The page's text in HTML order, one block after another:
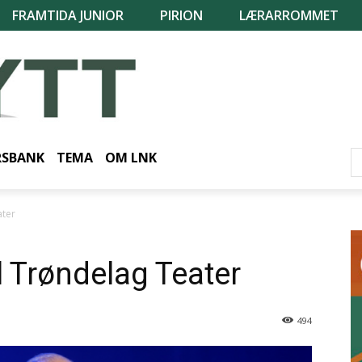
FRAMTIDA JUNIOR PIRION LÆRARROMMET
TEMA OM LNK
Teater
494